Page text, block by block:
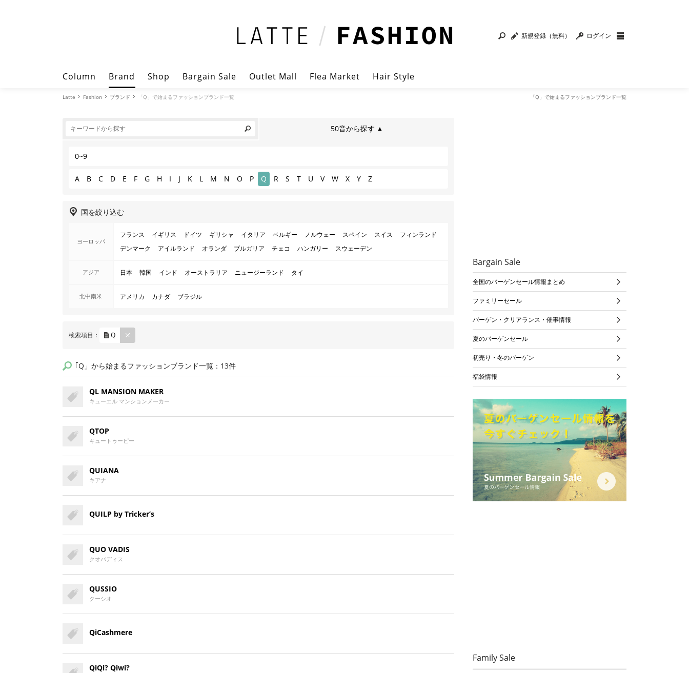
新規登録（無料） ログイン
Column Brand Shop Bargain Sale Outlet Mall Flea Market Hair Style
Latte Fashion ブランド 「Q」で始まるファッションブランド一覧 「Q」で始まるファッションブランド一覧
50音から探す ▲
0~9
A B C D E F G H I J K L M N O P Q R S T U V W X Y Z
国を絞り込む
ヨーロッパ
フランス イギリス ドイツ ギリシャ イタリア ベルギー ノルウェー スペイン スイス
フィンランド
デンマーク
アイルランド オランダ ブルガリア チェコ ハンガリー スウェーデン
アジア 日本 韓国 インド オーストラリア ニュージーランド タイ
北中南米 アメリカ カナダ ブラジル
検索項目： Q
REM
OVE
｢Q」から始まるファッションブランド一覧：13件
QL MANSION MAKER
キューエル マンションメーカー
QTOP
キュートゥーピー
QUIANA
キアナ
QUILP by Tricker’s
QUO VADIS
クオバディス
QUSSIO
クーシオ
QiCashmere
QiQi? Qiwi?
Bargain Sale
全国のバーゲンセール情報まとめ
ファミリーセール
バーゲン・クリアランス・催事情報
夏のバーゲンセール
初売り・冬のバーゲン
福袋情報
Family Sale